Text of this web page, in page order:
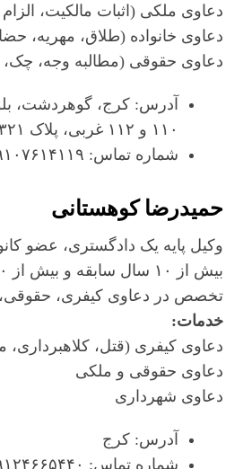
دعاوی ملکی (اثبات مالکیت،
دعاوی خانواده (طلاق، مهریه،
دعاوی حقوقی (مطالبه وجه،
آدرس: کرج، گوهردشت،
۱۱۰ و ۱۱۲ غربی، پلاک ۳۲۱، طبقه اول
شماره تماس: ۰۹۱۰۷۶۱۴۱۱۹
حمیدرضا کوهستانی
وکیل پایه یک دادگستری، عضو
بیش از ۱۰ سال سابقه و بیش از ۱۰۰۰ پرونده موفق.
تخصص در دعاوی کیفری،
خدمات:
دعاوی کیفری (قتل، کلاهبرداری،
دعاوی حقوقی و ملکی
دعاوی شهرداری
آدرس: کرج
شماره تماس: ۰۹۱۲۴۶۶۵۴۴۰